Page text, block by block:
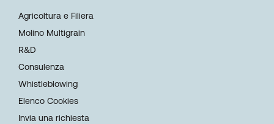
Agricoltura e Filiera
Molino Multigrain
R&D
Consulenza
Whistleblowing
Elenco Cookies
Invia una richiesta